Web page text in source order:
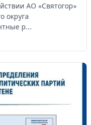
АО «Святогор»
округа
р...